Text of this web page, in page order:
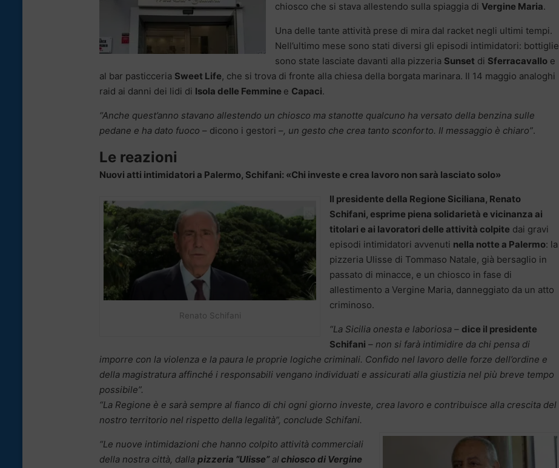
chiosco che si stava allestendo sulla spiaggia di Vergine Maria.
Una delle tante attività prese di mira dal racket negli ultimi tempi.
Nell’ultimo mese sono stati diversi gli episodi intimidatori: bottiglie
sono state lasciate davanti alla pizzeria Sunset di Sferracavallo e
al bar pasticceria Sweet Life, che si trova di fronte alla chiesa della borgata marinara. Il 14 maggio analoghi
raid ai danni dei lidi di Isola delle Femmine e Capaci.
“Anche quest’anno stavano allestendo un chiosco ma stanotte qualcuno ha versato della benzina sulle
pedane e ha dato fuoco – dicono i gestori –, un gesto che crea tanto sconforto. Il messaggio è chiaro”.
Le reazioni
Nuovi atti intimidatori a Palermo, Schifani: «Chi investe e crea lavoro non sarà lasciato solo»
Renato Schifani
Il presidente della Regione Siciliana, Renato
Schifani, esprime piena solidarietà e vicinanza ai
titolari e ai lavoratori delle attività colpite dai gravi
episodi intimidatori avvenuti nella notte a Palermo: la
pizzeria Ulisse di Tommaso Natale, già bersaglio in
passato di minacce, e un chiosco in fase di
allestimento a Vergine Maria, danneggiato da un atto
criminoso.
“La Sicilia onesta e laboriosa – dice il presidente
Schifani – non si farà intimidire da chi pensa di
imporre con la violenza e la paura le proprie logiche criminali. Confido nel lavoro delle forze dell’ordine e
della magistratura affinché i responsabili vengano individuati e assicurati alla giustizia nel più breve tempo
possibile”.
“La Regione è e sarà sempre al fianco di chi ogni giorno investe, crea lavoro e contribuisce alla crescita del
nostro territorio nel rispetto della legalità”, conclude Schifani.
“Le nuove intimidazioni che hanno colpito attività commerciali
della nostra città, dalla pizzeria “Ulisse”alchiosco di Vergine